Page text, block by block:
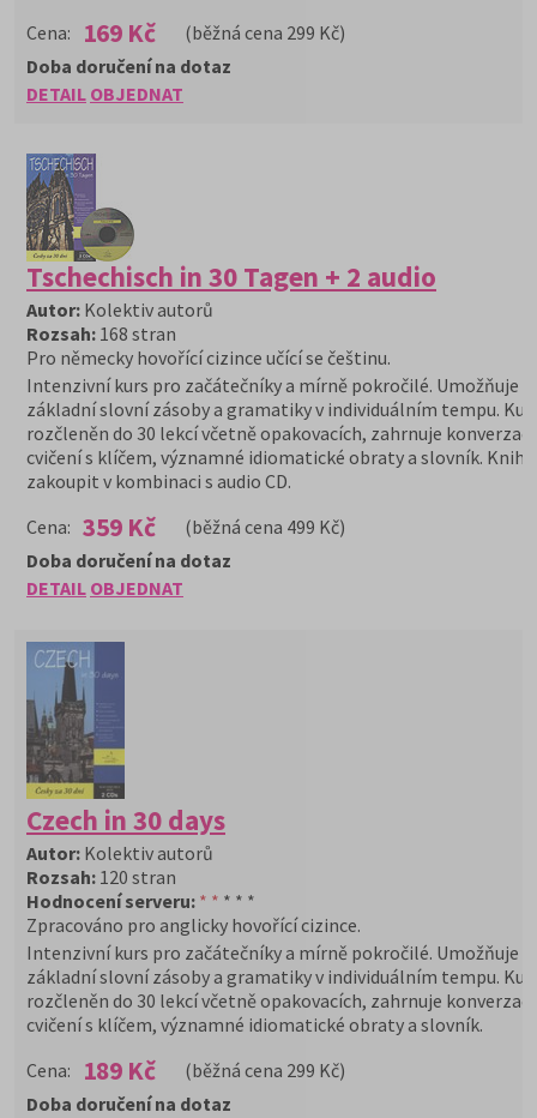
Cena:
169 Kč (běžná cena 299 Kč)
DETAIL OBJEDNAT
Doba doručení na dotaz
Tschechisch in 30 Tagen + 2 audio
Autor: Kolektiv autorů
Rozsah: 168 stran
Pro německy hovořící cizince učící se češtinu.
Intenzivní kurs pro začátečníky a mírně pokročilé. Umožňuje
základní slovní zásoby a gramatiky v individuálním tempu.
rozčleněn do 30 lekcí včetně opakovacích, zahrnuje
cvičení s klíčem, významné idiomatické obraty a slovník.
zakoupit v kombinaci s audio CD.
Cena: 359 Kč (běžná cena 499 Kč)
DETAIL OBJEDNAT
Doba doručení na dotaz
Czech in 30 days
Autor: Kolektiv autorů
Rozsah: 120 stran
Hodnocení serveru: * * * * *
Zpracováno pro anglicky hovořící cizince.
Intenzivní kurs pro začátečníky a mírně pokročilé. Umožňuje
základní slovní zásoby a gramatiky v individuálním tempu.
rozčleněn do 30 lekcí včetně opakovacích, zahrnuje
cvičení s klíčem, významné idiomatické obraty a slovník.
Cena:
189 Kč (běžná cena 299 Kč)
Doba doručení na dotaz